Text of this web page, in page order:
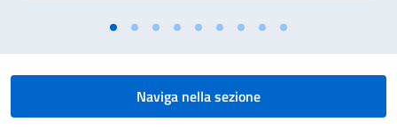
Naviga nella sezione